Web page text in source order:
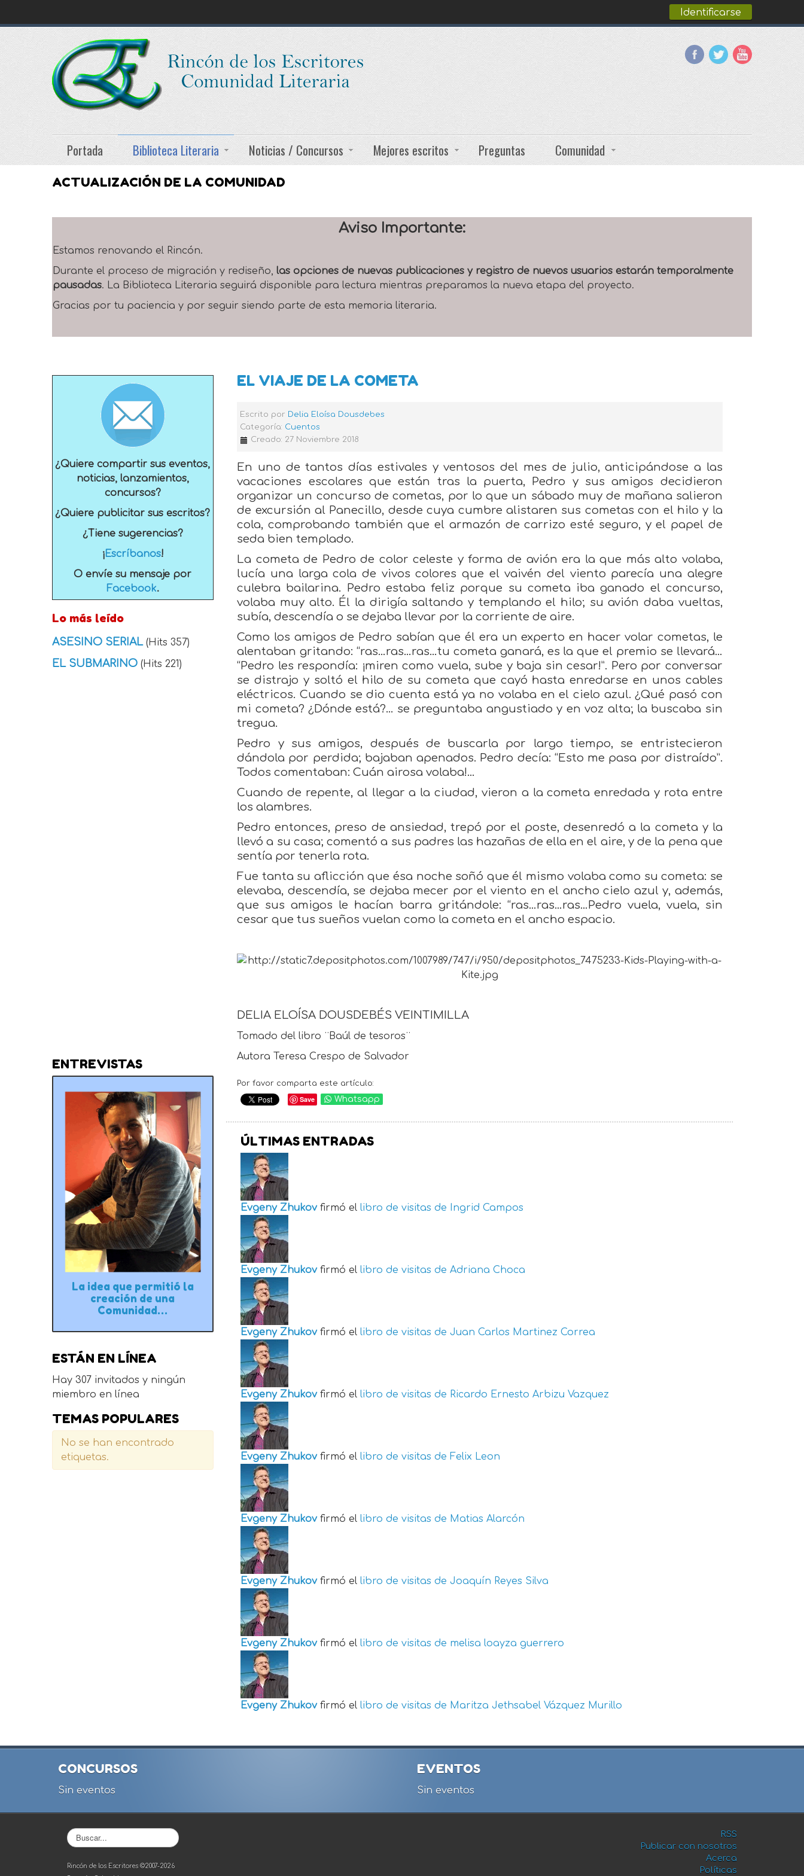
Identificarse
Portada Biblioteca Literaria Noticias / Concursos Mejores escritos Preguntas Comunidad
ACTUALIZACIÓN DE LA COMUNIDAD
Aviso Importante:
Estamos renovando el Rincón.
Durante el proceso de migración y rediseño, las opciones de nuevas publicaciones y registro de nuevos usuarios estarán temporalmente
pausadas. La Biblioteca Literaria seguirá disponible para lectura mientras preparamos la nueva etapa del proyecto.
Gracias por tu paciencia y por seguir siendo parte de esta memoria literaria.
EL VIAJE DE LA COMETA
Escrito por Delia Eloísa Dousdebes
Categoría: Cuentos
Creado: 27 Noviembre 2018
En uno de tantos días estivales y ventosos del mes de julio, anticipándose a las
vacaciones escolares que están tras la puerta, Pedro y sus amigos decidieron
organizar un concurso de cometas, por lo que un sábado muy de mañana salieron
de excursión al Panecillo, desde cuya cumbre alistaren sus cometas con el hilo y la
cola, comprobando también que el armazón de carrizo esté seguro, y el papel de
seda bien templado.
La cometa de Pedro de color celeste y forma de avión era la que más alto volaba,
lucía una larga cola de vivos colores que el vaivén del viento parecía una alegre
culebra bailarina. Pedro estaba feliz porque su cometa iba ganado el concurso,
volaba muy alto. Él la dirigía saltando y templando el hilo; su avión daba vueltas,
subía, descendía o se dejaba llevar por la corriente de aire.
Como los amigos de Pedro sabían que él era un experto en hacer volar cometas, le
alentaban gritando: “ras…ras…ras…tu cometa ganará, es la que el premio se llevará…
“Pedro les respondía: ¡miren como vuela, sube y baja sin cesar!”. Pero por conversar
se distrajo y soltó el hilo de su cometa que cayó hasta enredarse en unos cables
eléctricos. Cuando se dio cuenta está ya no volaba en el cielo azul. ¿Qué pasó con
mi cometa? ¿Dónde está?... se preguntaba angustiado y en voz alta; la buscaba sin
tregua.
Pedro y sus amigos, después de buscarla por largo tiempo, se entristecieron
dándola por perdida; bajaban apenados. Pedro decía: “Esto me pasa por distraído”.
Todos comentaban: Cuán airosa volaba!...
Cuando de repente, al llegar a la ciudad, vieron a la cometa enredada y rota entre
los alambres.
Pedro entonces, preso de ansiedad, trepó por el poste, desenredó a la cometa y la
llevó a su casa; comentó a sus padres las hazañas de ella en el aire, y de la pena que
sentía por tenerla rota.
Fue tanta su aflicción que ésa noche soñó que él mismo volaba como su cometa: se
elevaba, descendía, se dejaba mecer por el viento en el ancho cielo azul y, además,
que sus amigos le hacían barra gritándole: “ras…ras…ras…Pedro vuela, vuela, sin
cesar que tus sueños vuelan como la cometa en el ancho espacio.
DELIA ELOÍSA DOUSDEBÉS VEINTIMILLA
Tomado del libro ¨Baúl de tesoros¨
Autora Teresa Crespo de Salvador
Por favor comparta este artículo:
Save Whatsapp
ÚLTIMAS ENTRADAS
Evgeny Zhukov firmó el libro de visitas de Ingrid Campos
Evgeny Zhukov firmó el libro de visitas de Adriana Choca
Evgeny Zhukov firmó el libro de visitas de Juan Carlos Martinez Correa
Evgeny Zhukov firmó el libro de visitas de Ricardo Ernesto Arbizu Vazquez
Evgeny Zhukov firmó el libro de visitas de Felix Leon
Evgeny Zhukov firmó el libro de visitas de Matias Alarcón
Evgeny Zhukov firmó el libro de visitas de Joaquín Reyes Silva
Evgeny Zhukov firmó el libro de visitas de melisa loayza guerrero
Evgeny Zhukov firmó el libro de visitas de Maritza Jethsabel Vázquez Murillo
¿Quiere compartir sus eventos,
noticias, lanzamientos,
concursos?
¿Quiere publicitar sus escritos?
¿Tiene sugerencias?
¡Escríbanos!
O envíe su mensaje por
Facebook.
Lo más leído
ASESINO SERIAL (Hits 357)
EL SUBMARINO (Hits 221)
ENTREVISTAS
La idea que permitió la
creación de una
Comunidad…
ESTÁN EN LÍNEA
Hay 307 invitados y ningún
miembro en línea
TEMAS POPULARES
No se han encontrado
etiquetas.
CONCURSOS
Sin eventos
EVENTOS
Sin eventos
Buscar...
Rincón de los Escritores ©2007-2026
RSS
Publicar con nosotros
Acerca
Políticas